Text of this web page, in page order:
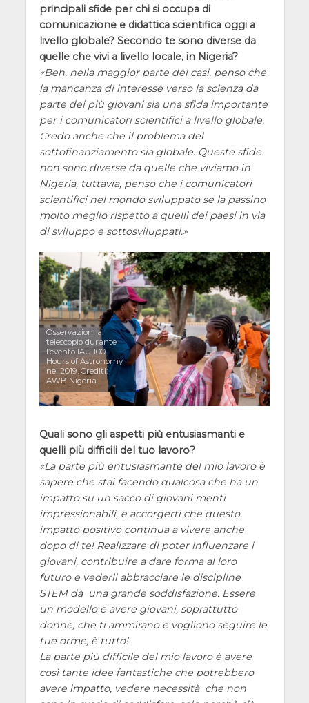
principali sfide per chi si occupa di
comunicazione e didattica scientifica oggi a
livello globale? Secondo te sono diverse da
quelle che vivi a livello locale, in Nigeria?
Beh, nella maggior parte dei casi, penso che
la mancanza di interesse verso la scienza da
parte dei più giovani sia una sfida importante
per i comunicatori scientifici a livello globale.
Credo anche che il problema del
sottofinanziamento sia globale. Queste sfide
non sono diverse da quelle che viviamo in
Nigeria, tuttavia, penso che i comunicatori
scientifici nel mondo sviluppato se la passino
molto meglio rispetto a quelli dei paesi in via
di sviluppo e sottosviluppati.
Osservazioni al
telescopio durante
l’evento IAU 100
Hours of Astronomy
nel 2019. Crediti:
AWB Nigeria
Quali sono gli aspetti più entusiasmanti e
quelli più difficili del tuo lavoro?
La parte più entusiasmante del mio lavoro è
sapere che stai facendo qualcosa che ha un
impatto su un sacco di giovani menti
impressionabili, e accorgerti che questo
impatto positivo continua a vivere anche
dopo di te! Realizzare di poter influenzare i
giovani, contribuire a dare forma al loro
futuro e vederli abbracciare le discipline
STEM dà una grande soddisfazione. Essere
un modello e avere giovani, soprattutto
donne, che ti ammirano e vogliono seguire le
tue orme, è tutto!
La parte più difficile del mio lavoro è avere
così tante idee fantastiche che potrebbero
avere impatto, vedere necessità che non